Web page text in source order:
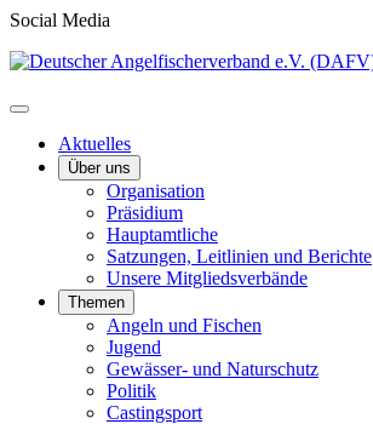
Social Media
Aktuelles
Über uns
Organisation
Präsidium
Hauptamtliche
Satzungen, Leitlinien und Berichte
Unsere Mitgliedsverbände
Themen
Angeln und Fischen
Jugend
Gewässer- und Naturschutz
Politik
Castingsport